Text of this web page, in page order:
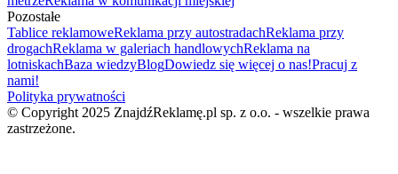
Pozostałe
Tablice reklamoweReklama przy autostradachReklama przy
drogachReklama w galeriach handlowychReklama na
lotniskachBaza wiedzyBlogDowiedz się więcej o nas!Pracuj z
nami!
Polityka prywatności
© Copyright 2025 ZnajdźReklamę.pl sp. z o.o. - wszelkie prawa
zastrzeżone.